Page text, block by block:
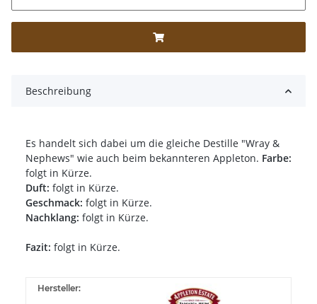
Beschreibung
Es handelt sich dabei um die gleiche Destille "Wray &
Nephews" wie auch beim bekannteren Appleton. Farbe:
folgt in Kürze.
Duft: folgt in Kürze.
Geschmack: folgt in Kürze.
Nachklang: folgt in Kürze.
Fazit: folgt in Kürze.
Hersteller: